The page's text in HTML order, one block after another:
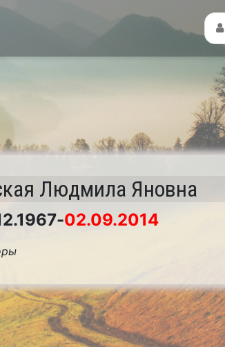
Людмила Яновна
-02.09.2014